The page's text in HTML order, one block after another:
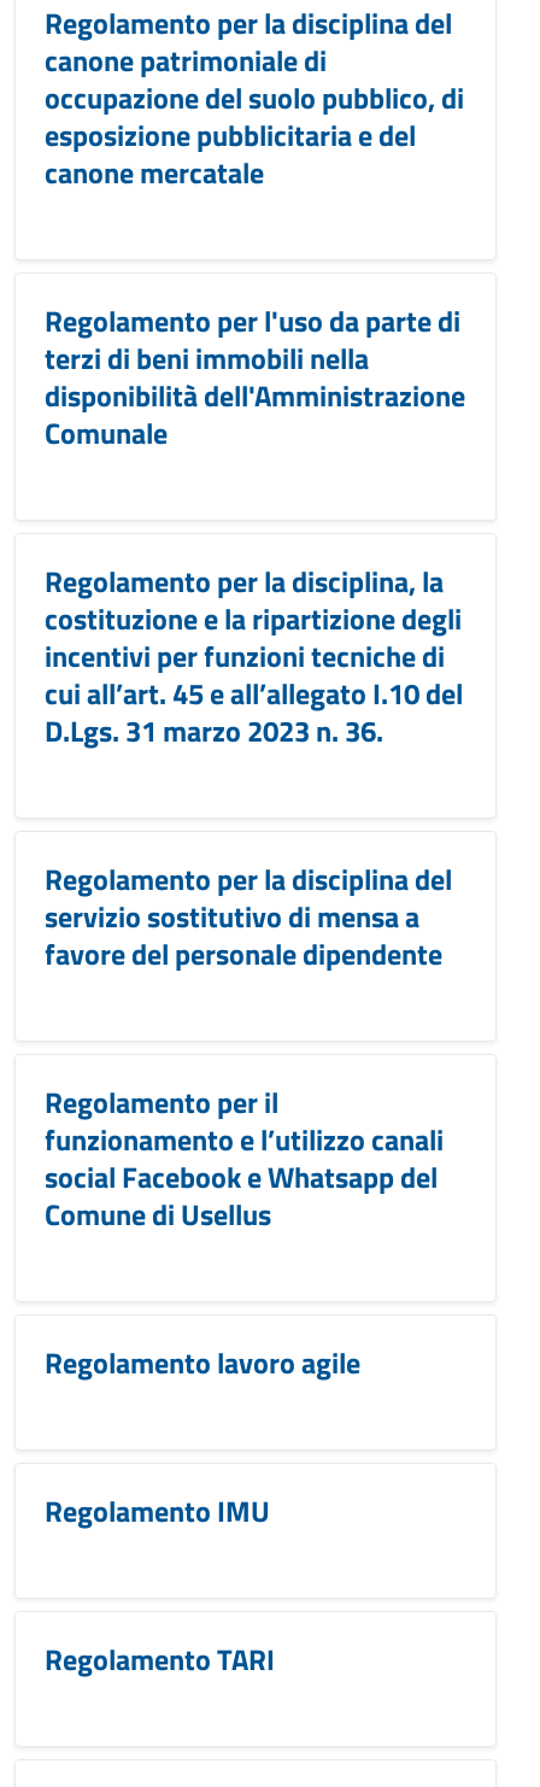
Regolamento per la disciplina del
canone patrimoniale di
occupazione del suolo pubblico, di
esposizione pubblicitaria e del
canone mercatale
Regolamento per l'uso da parte di
terzi di beni immobili nella
disponibilità dell'Amministrazione
Comunale
Regolamento per la disciplina, la
costituzione e la ripartizione degli
incentivi per funzioni tecniche di
cui all’art. 45 e all’allegato I.10 del
D.Lgs. 31 marzo 2023 n. 36.
Regolamento per la disciplina del
servizio sostitutivo di mensa a
favore del personale dipendente
Regolamento per il
funzionamento e l’utilizzo canali
social Facebook e Whatsapp del
Comune di Usellus
Regolamento lavoro agile
Regolamento IMU
Regolamento TARI